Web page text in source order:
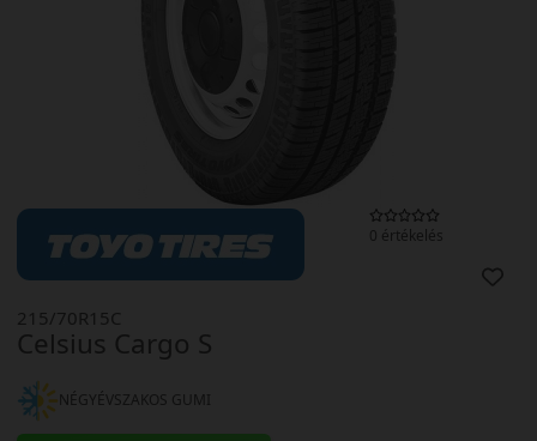
0 értékelés
Celsius Cargo S
215/70R15C
NÉGYÉVSZAKOS GUMI